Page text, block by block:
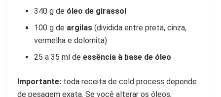
340 g de óleo de girassol
100 g de argilas (dividida entre preta, cinza,
vermelha e dolomita)
25 a 35 ml deessência à base de óleo
Importante: toda receita de cold process depende
de pesagem exata. Se você alterar os óleos,